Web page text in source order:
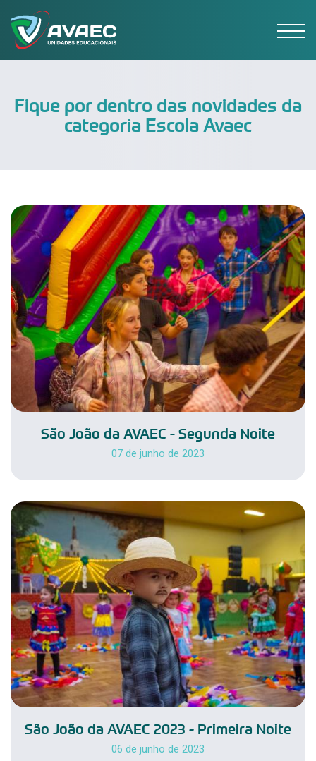
Fique por dentro das novidades da
categoria Escola Avaec
São João da AVAEC - Segunda Noite
07 de junho de 2023
São João da AVAEC 2023 - Primeira Noite
06 de junho de 2023